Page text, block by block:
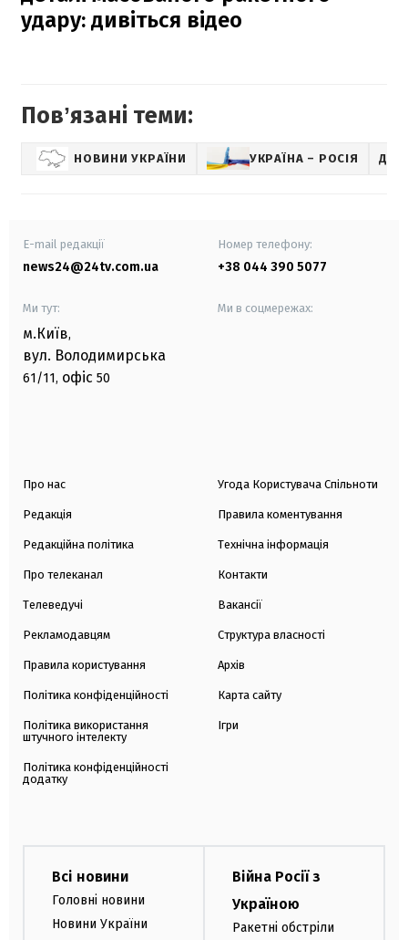
удару: дивіться відео
Повʼязані теми:
НОВИНИ УКРАЇНИ УКРАЇНА – РОСІЯ
E-mail редакції
news24@24tv.com.ua
Номер телефону:
+38 044 390 5077
Ми тут:
м.Київ,
вул. Володимирська
61/11, офіс 50
Ми в соцмережах:
Про нас
Редакція
Редакційна політика
Про телеканал
Телеведучі
Рекламодавцям
Правила користування
Політика конфіденційності
Політика використання
штучного інтелекту
Політика конфіденційності
додатку
Угода Користувача Спільноти
Правила коментування
Технічна інформація
Контакти
Вакансії
Структура власності
Архів
Карта сайту
Ігри
Всі новини
Головні новини
Новини України
Війна Росії з
Україною
Ракетні обстріли